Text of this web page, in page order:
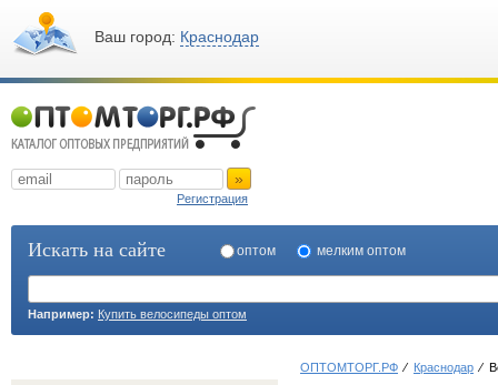
Ваш город: Краснодар
»
Регистрация
Искать на сайте оптом мелким оптом
Например: Купить велосипеды оптом
ОПТОМТОРГ.РФ Краснодар